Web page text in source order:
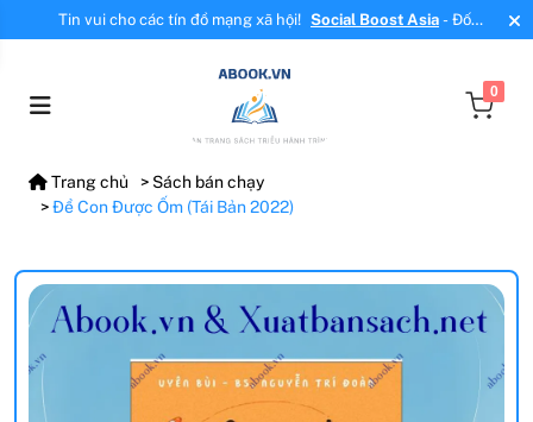
Tin vui cho các tín đồ mạng xã hội! Social Boost Asia- Đối
tác mới, cung cấp dịch vụ tăng tương tác, tăng follow uy tín!
0
Trang chủ
Sách bán chạy
Để Con Được Ốm (Tái Bản 2022)